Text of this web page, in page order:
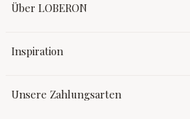
Über LOBERON
Inspiration
Unsere Zahlungsarten